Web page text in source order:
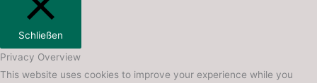
Schließen
Privacy Overview
This website uses cookies to improve your experience while you